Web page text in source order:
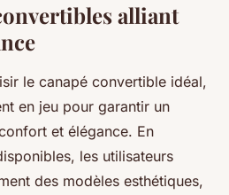
alliant
le canapé convertible idéal,
en jeu pour garantir un
et élégance. En
les utilisateurs
des modèles esthétiques,